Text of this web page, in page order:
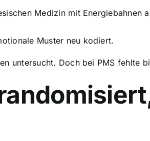
Medizin mit Energiebahnen
Muster neu kodiert.
untersucht. Doch bei PMS fehlte